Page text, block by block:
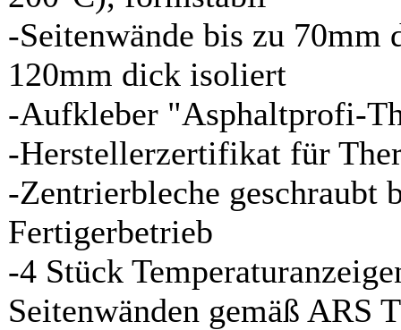
-Seitenwände bis zu
120mm dick isoliert
-Aufkleber "Asphaltprofi-
-Herstellerzertifikat für
-Zentrierbleche geschraubt
Fertigerbetrieb
-4 Stück
Seitenwänden gemäß ARS